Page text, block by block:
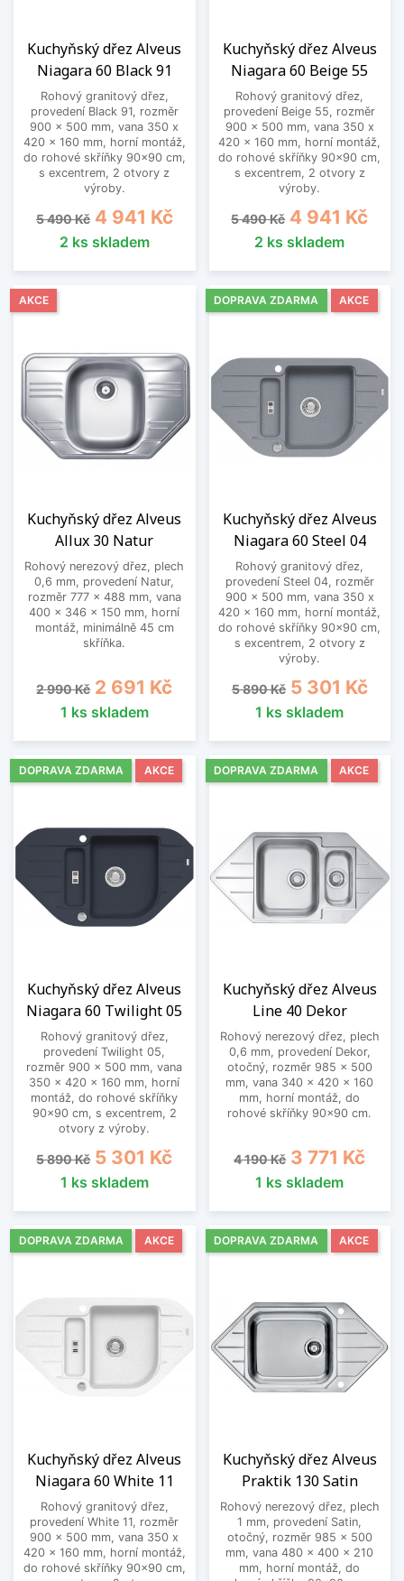
Kuchyňský dřez Alveus
Niagara 60 Black 91
Rohový granitový dřez,
provedení Black 91, rozměr
900 x 500 mm, vana 350 x
420 x 160 mm, horní montáž,
do rohové skříňky 90x90 cm,
s excentrem, 2 otvory z
výroby.
Běžná cena
5 490 Kč Cena
4 941 Kč
2 ks skladem
Kuchyňský dřez Alveus
Niagara 60 Beige 55
Rohový granitový dřez,
provedení Beige 55, rozměr
900 x 500 mm, vana 350 x
420 x 160 mm, horní montáž,
do rohové skříňky 90x90 cm,
s excentrem, 2 otvory z
výroby.
Běžná cena
5 490 Kč Cena
4 941 Kč
2 ks skladem
Kuchyňský dřez Alveus
Allux 30 Natur
Rohový nerezový dřez, plech
0,6 mm, provedení Natur,
rozměr 777 x 488 mm, vana
400 x 346 x 150 mm, horní
montáž, minimálně 45 cm
skříňka.
Běžná cena
2 990 Kč Cena
2 691 Kč
1 ks skladem
AKCE
Kuchyňský dřez Alveus
Niagara 60 Steel 04
Rohový granitový dřez,
provedení Steel 04, rozměr
900 x 500 mm, vana 350 x
420 x 160 mm, horní montáž,
do rohové skříňky 90x90 cm,
s excentrem, 2 otvory z
výroby.
Běžná cena
5 890 Kč Cena
5 301 Kč
1 ks skladem
DOPRAVA ZDARMA AKCE
Kuchyňský dřez Alveus
Niagara 60 Twilight 05
Rohový granitový dřez,
provedení Twilight 05,
rozměr 900 x 500 mm, vana
350 x 420 x 160 mm, horní
montáž, do rohové skříňky
90x90 cm, s excentrem, 2
otvory z výroby.
Běžná cena
5 890 Kč Cena
5 301 Kč
1 ks skladem
DOPRAVA ZDARMA AKCE
Kuchyňský dřez Alveus
Line 40 Dekor
Rohový nerezový dřez, plech
0,6 mm, provedení Dekor,
otočný, rozměr 985 x 500
mm, vana 340 x 420 x 160
mm, horní montáž, do
rohové skříňky 90x90 cm.
Běžná cena
4 190 Kč Cena
3 771 Kč
1 ks skladem
DOPRAVA ZDARMA AKCE
Kuchyňský dřez Alveus
Niagara 60 White 11
Rohový granitový dřez,
provedení White 11, rozměr
900 x 500 mm, vana 350 x
420 x 160 mm, horní montáž,
do rohové skříňky 90x90 cm,
DOPRAVA ZDARMA AKCE
Kuchyňský dřez Alveus
Praktik 130 Satin
Rohový nerezový dřez, plech
1 mm, provedení Satin,
otočný, rozměr 985 x 500
mm, vana 480 x 400 x 210
mm, horní montáž, do
DOPRAVA ZDARMA AKCE